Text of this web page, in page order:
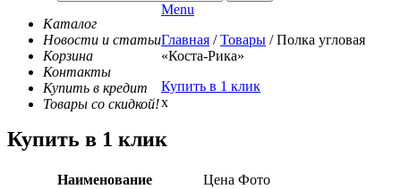
Каталог
Новости и статьи
Корзина
Контакты
Купить в кредит
Товары со скидкой!
Menu
Главная / Товары / Полка угловая
«Коста-Рика»
Купить в 1 клик
x
Купить в 1 клик
Наименование Цена Фото